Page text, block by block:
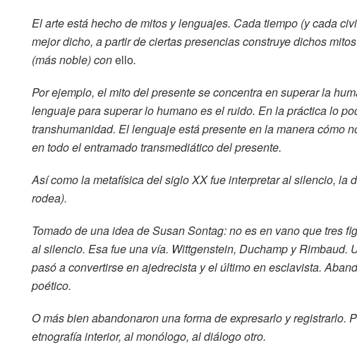
El arte está hecho de mitos y lenguajes. Cada tiempo (y cada
mejor dicho, a partir de ciertas presencias construye dichos
(más noble) conello.
Por ejemplo, el mito del presente se concentra en superar la
lenguaje para superar lo humano es el ruido. En la práctica lo
transhumanidad. El lenguaje está presente en la manera cómo
en todo el entramado transmediático del presente.
Así como la metafísica del siglo XX fue interpretar al silencio, la
rodea).
Tomado de una idea de Susan Sontag: no es en vano que tres
al silencio. Esa fue una vía. Wittgenstein, Duchamp y Rimbaud.
pasó a convertirse en ajedrecista y el último en esclavista.
poético.
O más bien abandonaron una forma de expresarlo y registrarlo.
etnografía interior, al monólogo, al diálogo otro.